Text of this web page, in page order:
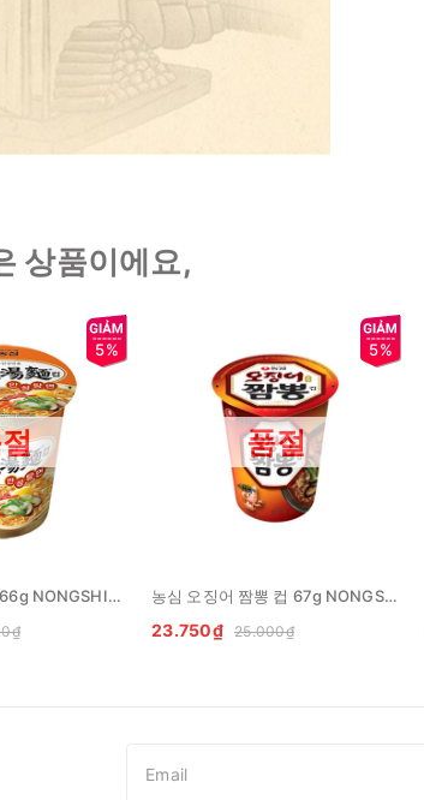
상품이에요,
5%
농심 안성탕면 컵 66g NONGSHIM My anseong coc
5%
품절
농심 오징어 짬뽕 컵 67g NONGSHIM My jjambbong muc coc
23.750₫ 25.000₫